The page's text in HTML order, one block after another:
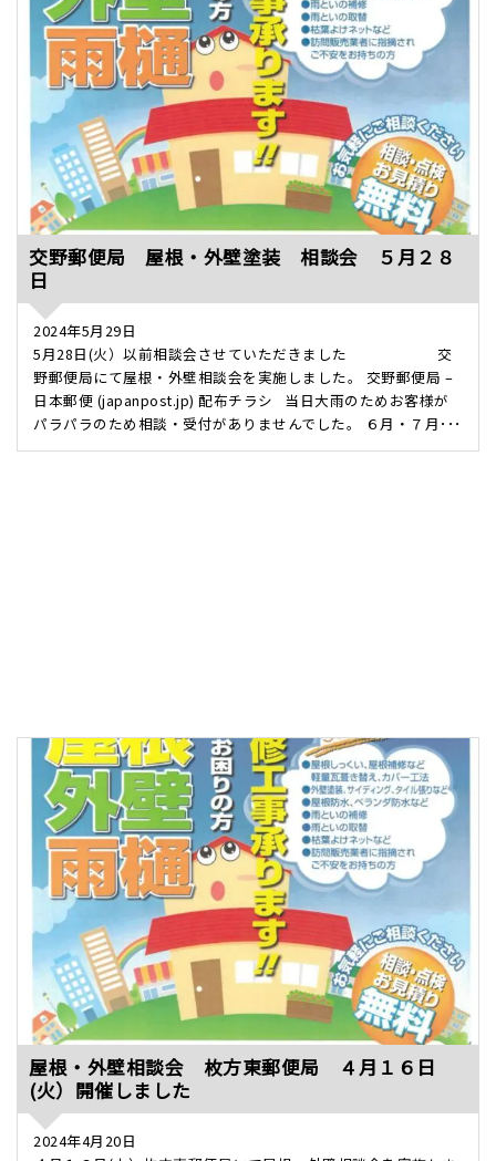
交野郵便局 屋根・外壁塗装 相談会 ５月２８
日
2024年5月29日
5月28日(火）以前相談会させていただきました 交
野郵便局にて屋根・外壁相談会を実施しました。 交野郵便局 –
日本郵便 (japanpost.jp) 配布チラシ 当日大雨のためお客様が
パラパラのため相談・受付がありませんでした。 ６月・７月･･･
屋根・外壁相談会 枚方東郵便局 ４月１６日
(火）開催しました
2024年4月20日